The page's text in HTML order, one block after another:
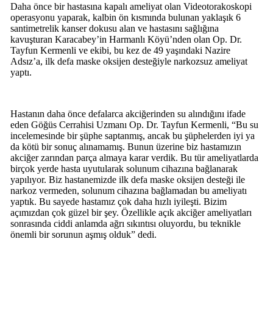
Daha önce bir hastasına kapalı ameliyat olan Videotorakoskopi
operasyonu yaparak, kalbin ön kısmında bulunan yaklaşık 6
santimetrelik kanser dokusu alan ve hastasını sağlığına
kavuşturan Karacabey’in Harmanlı Köyü’nden olan Op. Dr.
Tayfun Kermenli ve ekibi, bu kez de 49 yaşındaki Nazire
Adsız’a, ilk defa maske oksijen desteğiyle narkozsuz ameliyat
yaptı.
Hastanın daha önce defalarca akciğerinden su alındığını ifade
eden Göğüs Cerrahisi Uzmanı Op. Dr. Tayfun Kermenli, “Bu su
incelemesinde bir şüphe saptanmış, ancak bu şüphelerden iyi ya
da kötü bir sonuç alınamamış. Bunun üzerine biz hastamızın
akciğer zarından parça almaya karar verdik. Bu tür ameliyatlarda
birçok yerde hasta uyutularak solunum cihazına bağlanarak
yapılıyor. Biz hastanemizde ilk defa maske oksijen desteği ile
narkoz vermeden, solunum cihazına bağlamadan bu ameliyatı
yaptık. Bu sayede hastamız çok daha hızlı iyileşti. Bizim
açımızdan çok güzel bir şey. Özellikle açık akciğer ameliyatları
sonrasında ciddi anlamda ağrı sıkıntısı oluyordu, bu teknikle
önemli bir sorunun aşmış olduk” dedi.